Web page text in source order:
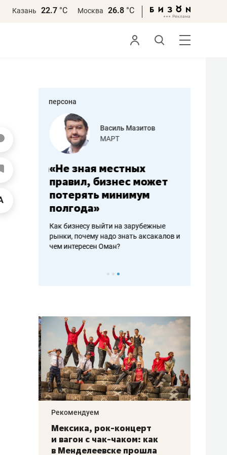
Казань 22.7 °С Москва 26.8 °С
персона
работа
Василь Мазитов
МАРТ
«Не зная местных
правил, бизнес может
потерять минимум
полгода»
Как бизнесу выйти на зарубежные
рынки, почему надо знать аксакалов и
чем интересен Оман?
Рекомендуем
Мексика, рок-концерт
и вагон с чак-чаком: как
в Менделеевске прошла